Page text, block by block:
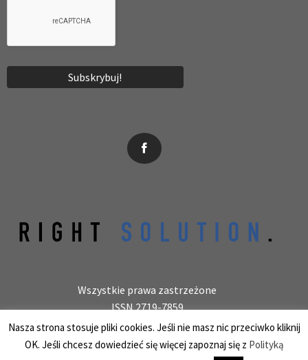
Wszystkie prawa zastrzeżone
ISSN 2719-7859
Wydawca: laboratoryjnie.pl Krzysztof Wołowiec
25-150 Kielce, ul. Barwinek 9/31, REGON 387847966
Nasza strona stosuje pliki cookies. Jeśli nie masz nic przeciwko kliknij
OK. Jeśli chcesz dowiedzieć się więcej zapoznaj się z Polityką